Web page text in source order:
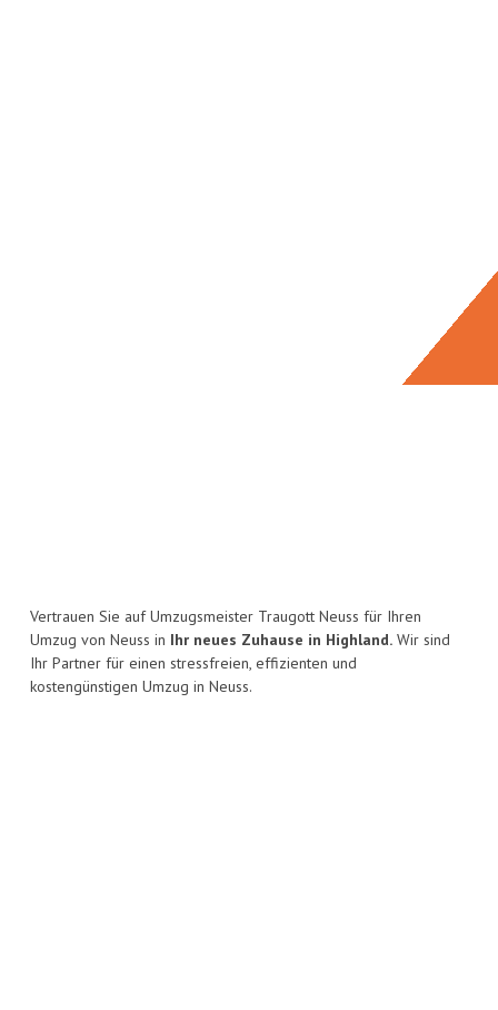
Vertrauen Sie auf Umzugsmeister Traugott Neuss für Ihren
Umzug von Neuss in Ihr neues Zuhause in Highland. Wir sind
Ihr Partner für einen stressfreien, effizienten und
kostengünstigen Umzug in Neuss.